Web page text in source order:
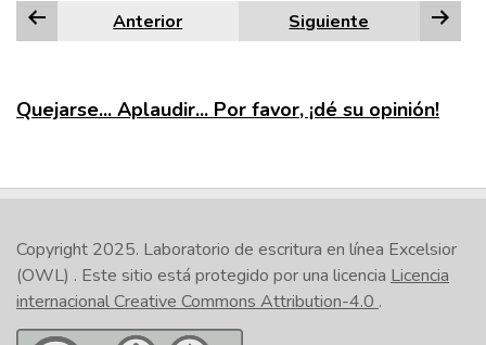
Anterior Siguiente
Quejarse... Aplaudir... Por favor, ¡dé su opinión!
Copyright 2025. Laboratorio de escritura en línea Excelsior
(OWL) . Este sitio está protegido por una licencia Licencia
internacional Creative Commons Attribution-4.0 .